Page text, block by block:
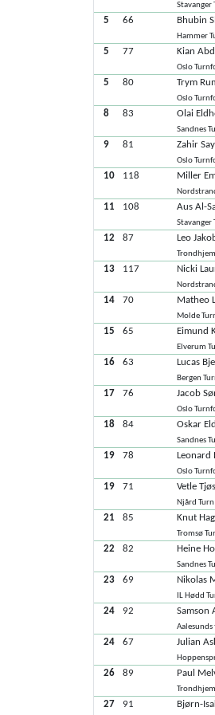
Stavanger
5 66 Bhubin
Hammer
5 77 Kian
Oslo
5 80 Trym
Oslo
8 83 Olai
Sandnes
9 81 Zahir
Oslo
10 118 Miller
11 108 Aus Al-
Stavanger
12 87 Leo
13 117 Nicki
14 70 Matheo
Molde
15 65 Eimund
Elverum
16 63 Lucas
Bergen
17 76 Jacob
Oslo
18 84 Oskar
Sandnes
19 78 Leonard
Oslo
19 71 Vetle
Njård Turn
21 85 Knut
Tromsø
22 82 Heine
Sandnes
23 69 Nikolas
IL Hødd
24 92 Samson
24 67 Julian
26 89 Paul
27 91 Bjørn-